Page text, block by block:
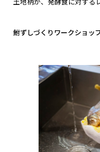
鮒ずしづくりワークショッ